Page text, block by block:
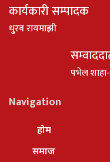
कार्यकारी सम्पादक
धु्रव रायमाझी
पभेल
Navigation
होम
समाज